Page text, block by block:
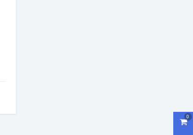
購
0